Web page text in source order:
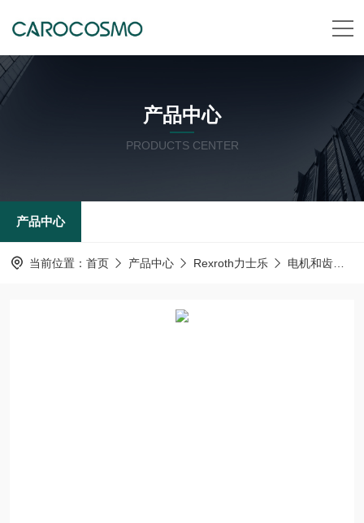
产品中心
PRODUCTS CENTER
产品中心
当前位置： 首页 产品中心 Rexroth力士乐 电机和齿轮箱